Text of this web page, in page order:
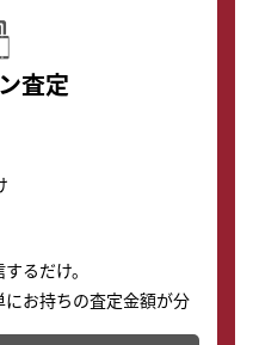
査定
るだけ。
お持ちの査定金額が分